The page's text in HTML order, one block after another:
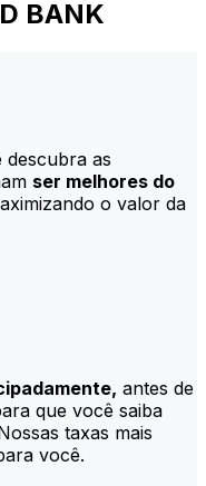
BANK
as
ser melhores do
o valor da
antes de
que você saiba
taxas mais
você.